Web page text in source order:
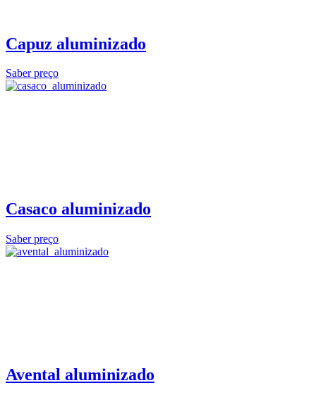
Capuz aluminizado
Saber preço
Casaco aluminizado
Saber preço
Avental aluminizado